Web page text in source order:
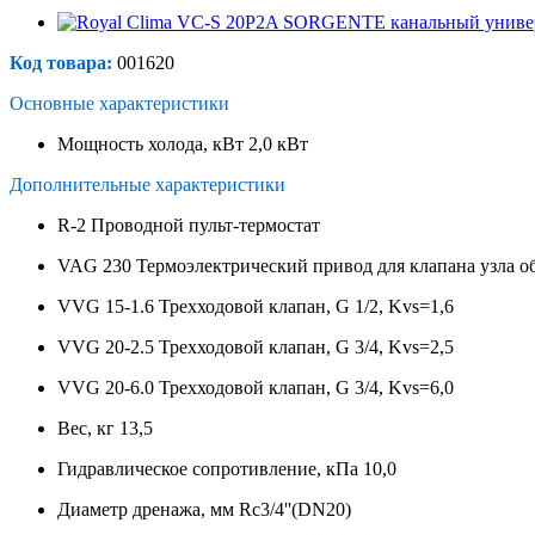
Код товара: 001620
Основные характеристики
Мощность холода, кВт 2,0 кВт
Дополнительные характеристики
R-2 Проводной пульт-термостат
VAG 230 Термоэлектрический привод для клапана узла
VVG 15-1.6 Трехходовой клапан, G 1/2, Kvs=1,6
VVG 20-2.5 Трехходовой клапан, G 3/4, Kvs=2,5
VVG 20-6.0 Трехходовой клапан, G 3/4, Kvs=6,0
Вес, кг 13,5
Гидравлическое сопротивление, кПа 10,0
Диаметр дренажа, мм Rc3/4''(DN20)